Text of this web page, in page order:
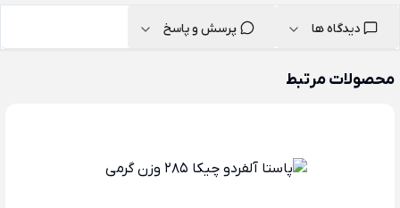
دیدگاه ها پرسش و پاسخ
محصولات مرتبط